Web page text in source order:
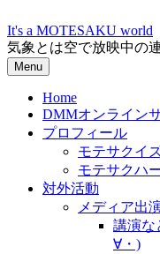
to
content
It's a MOTESAKU world
気象とは空で放映中の
Menu
Home
DMMオンライン
プロフィール
モテサクイ
モテサクハ
対外活動
メディア出
講演な
∀・)